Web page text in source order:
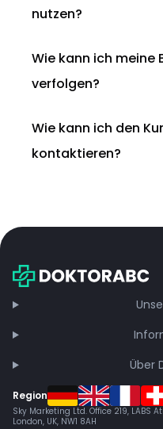
nutzen?
Wie kann ich meine
verfolgen?
Wie kann ich den
kontaktieren?
Über
Region
Sky Marketing Ltd. Office 219, LABS
London, UK, NW1 8AH